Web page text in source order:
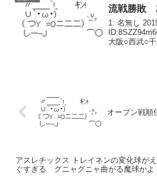
流戦勝敗
1: 名無し
大阪○西武○
オープン戦順
アスレチックス トレイネンの変化球がえ
ぐすぎる グニャグニャ曲がる魔球かよ